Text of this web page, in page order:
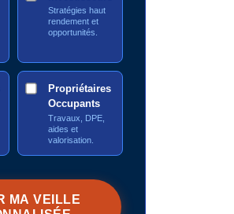
Stratégies haut
rendement et
opportunités.
Propriétaires
Occupants
Travaux, DPE,
aides et
valorisation.